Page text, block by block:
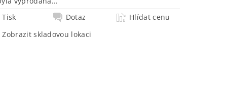
Tisk
Dotaz
Hlídat cenu
Zobrazit skladovou lokaci